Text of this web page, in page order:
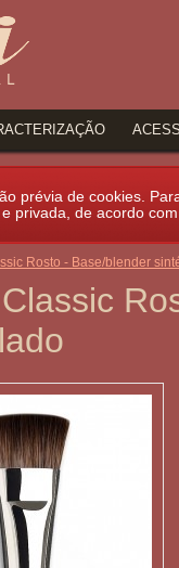
prévia de cookies.
privada, de acordo
Rosto - Base/blender